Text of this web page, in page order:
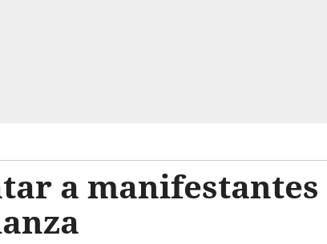
a manifestantes